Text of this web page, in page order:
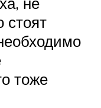
стоят
тоже